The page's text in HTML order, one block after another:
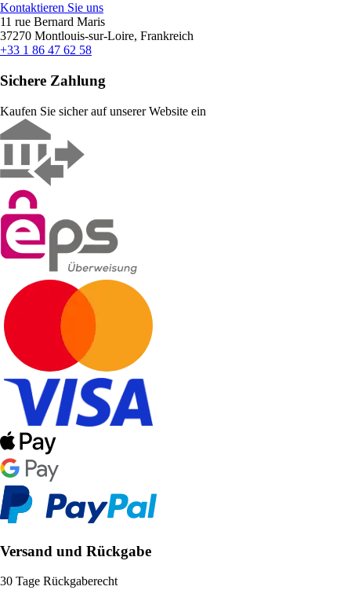
Kontaktieren Sie uns
11 rue Bernard Maris
37270 Montlouis-sur-Loire, Frankreich
+33 1 86 47 62 58
Sichere Zahlung
Kaufen Sie sicher auf unserer Website ein
Versand und Rückgabe
30 Tage Rückgaberecht